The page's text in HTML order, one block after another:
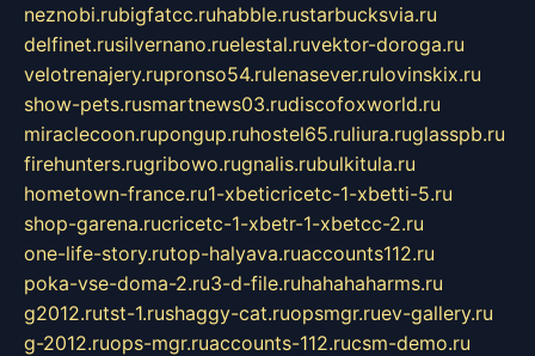
neznobi.rubigfatcc.ruhabble.rustarbucksvia.ru
delfinet.rusilvernano.ruelestal.ruvektor-doroga.ru
velotrenajery.rupronso54.rulenasever.rulovinskix.ru
show-pets.rusmartnews03.rudiscofoxworld.ru
miraclecoon.rupongup.ruhostel65.ruliura.ruglasspb.ru
firehunters.rugribowo.rugnalis.rubulkitula.ru
hometown-france.ru1-xbeticricetc-1-xbetti-5.ru
shop-garena.rucricetc-1-xbetr-1-xbetcc-2.ru
one-life-story.rutop-halyava.ruaccounts112.ru
poka-vse-doma-2.ru3-d-file.ruhahahaharms.ru
g2012.rutst-1.rushaggy-cat.ruopsmgr.ruev-gallery.ru
g-2012.ruops-mgr.ruaccounts-112.rucsm-demo.ru